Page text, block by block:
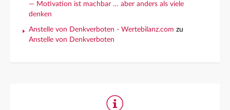
— Motivation ist machbar … aber anders als viele
denken
Anstelle von Denkverboten - Wertebilanz.com zu
Anstelle von Denkverboten